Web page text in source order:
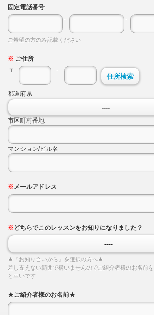
固定電話番号
-
-
ご希望の方のみ記載ください
※ ご住所
〒 -
住所検索
都道府県
----
市区町村番地
マンション/ビル名
※メールアドレス
※ どちらでこのレッスンをお知りになりました？
----
★『お知り合いから』を選択の方へ★
差し支えない範囲で構いませんのでご紹介者様のお名前
と幸いです
★ご紹介者様のお名前★